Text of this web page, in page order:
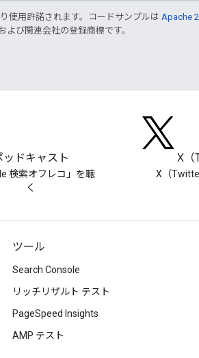
使用許諾されます。コードサンプルは Apache
よび関連会社の登録商標です。
ッドキャスト
検索オフレコ」を聴
く
X（
X（
ツール
Search Console
リッチリザルト テスト
PageSpeed Insights
AMP テスト